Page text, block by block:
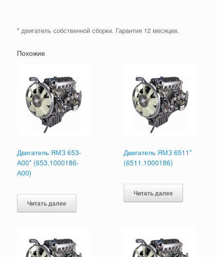
* двигатель собственной сборки. Гарантия 12 месяцев.
Похожие
Двигатель ЯМЗ 653-
А00* (653.1000186-
А00)
Читать далее
Двигатель ЯМЗ 6511*
(6511.1000186)
Читать далее